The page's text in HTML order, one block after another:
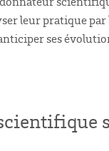
leur pratique
ses